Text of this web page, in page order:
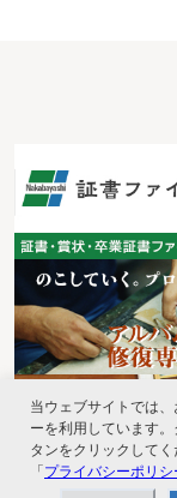
当ウェブサイトでは
ーを利用しています
タンをクリックして
「プライバシーポリシ